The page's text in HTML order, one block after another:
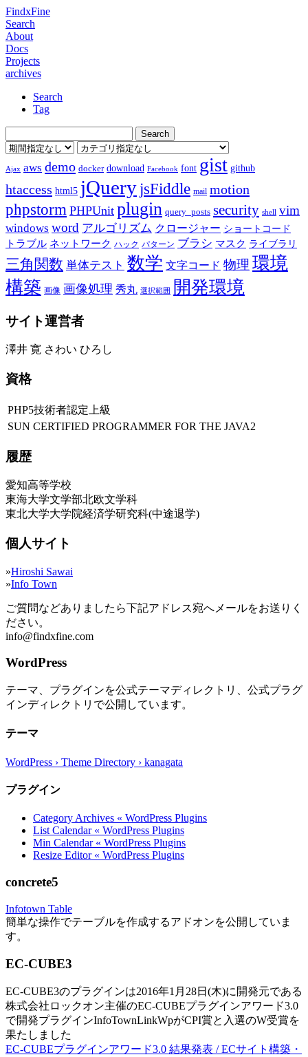
FindxFine
Search
About
Docs
Projects
archives
Search
Tag
Ajax aws demo docker download Facebook font gist github
htaccess html5 jQuery jsFiddle mail motion
phpstorm PHPUnit plugin query_posts security shell vim
windows word アルゴリズム クロージャー ショートコード
トラブル ネットワーク ハック パターン ブラシ マスク ライブラリ
三角関数 単体テスト 数学 文字コード 物理 環境
構築 画像 画像処理 秀丸 選択範囲 開発環境
サイト運営者
澤井 寛 さわい ひろし
資格
PHP5技術者認定上級
SUN CERTIFIED PROGRAMMER FOR THE JAVA2
履歴
愛知高等学校
東海大学文学部北欧文学科
東北大学大学院経済学研究科(中途退学)
個人サイト
»Hiroshi Sawai
»Info Town
ご質問などありましたら下記アドレス宛へメールをお送りく
ださい。
info@findxfine.com
WordPress
テーマ、プラグインを公式テーマディレクトリ、公式プラグ
インディレクトリで公開しています。
テーマ
WordPress › Theme Directory › kanagata
プラグイン
Category Archives « WordPress Plugins
List Calendar « WordPress Plugins
Min Calendar « WordPress Plugins
Resize Editor « WordPress Plugins
concrete5
Infotown Table
簡単な操作でテーブルを作成するアドオンを公開していま
す。
EC-CUBE3
EC-CUBE3のプラグインは2016年1月28日(木)に開発元である
株式会社ロックオン主催のEC-CUBEプラグインアワード3.0
で開発プラグインInfoTownLinkWpがCPI賞と入選のW受賞を
果たしました
EC-CUBEプラグインアワード3.0 結果発表 / ECサイト構築・